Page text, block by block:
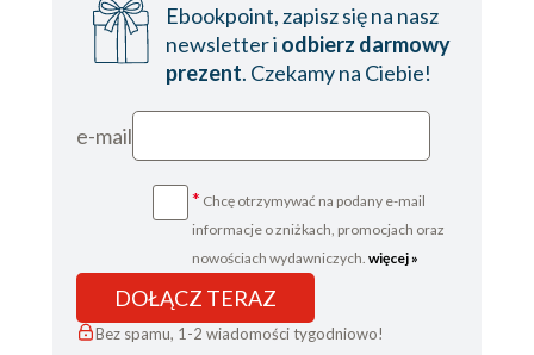
Mistrzów Świata
ROZDZIAŁ 17. W OCZEKIWANIU NA EURO, czyli
zmiana trenera
do przejścia
ROZDZIAŁ 19. CUD NA ANFIELD, czyli jak odrobić
nieodrabialne
ROZDZIAŁ 20. LIGA MISTRZÓW PO RAZ DRUGI,
Ebookpoint, zapisz się na nasz
newsletter i odbierz darmowy
prezent. Czekamy na Ciebie!
e-mail
* Chcę otrzymywać na podany e-mail
informacje o zniżkach, promocjach oraz
nowościach wydawniczych. więcej »
DOŁĄCZ TERAZ
Bez spamu, 1-2 wiadomości tygodniowo!